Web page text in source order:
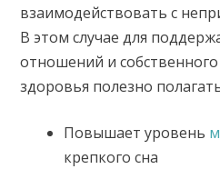
взаимодействовать с
В этом случае для
отношений и
здоровья полезно
Повышает уровень
крепкого сна